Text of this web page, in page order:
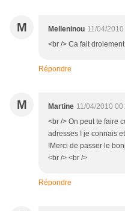
M Melleninou 11/04/
<br /> Ca fait
Répondre
M Martine 11/04/2010
<br /> On peut te faire
adresses ! je connais
!Merci de passer le
<br /> <br />
Répondre